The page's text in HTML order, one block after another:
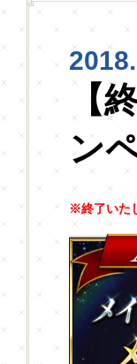
【
ン
※終了いた